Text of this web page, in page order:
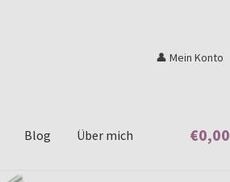
👤 Mein Konto
Blog Über mich €0,00